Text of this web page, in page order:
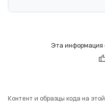
Эта информация
Контент и образцы кода на